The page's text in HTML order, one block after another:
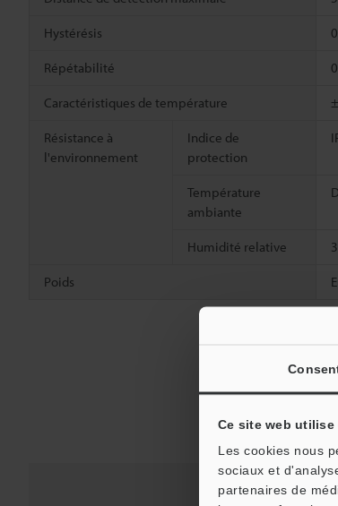
Ce site web utilise
Les cookies nous
sociaux et
partenaires de
Hystérésis
Répétabilité
Caractéristiques de température
Résistance à
l'environnement
Indice de
protection
Température
ambiante
Humidité relative
Poids